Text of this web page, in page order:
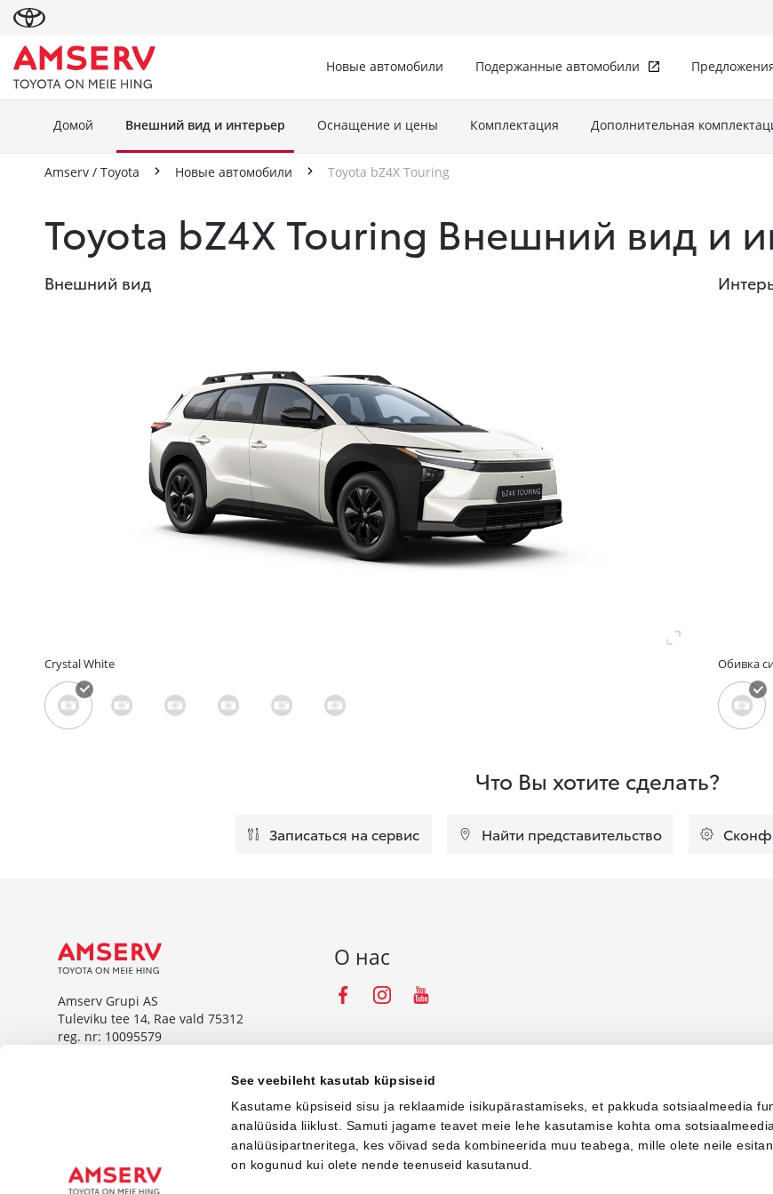
See veebileht kasutab küpsiseid
Kasutame küpsiseid sisu ja reklaamide isikupärastamiseks, et pakkuda sotsiaalmeedia
analüüsida liiklust. Samuti jagame teavet meie lehe kasutamise kohta oma
analüüsipartneritega, kes võivad seda kombineerida muu teabega, mille olete neile
on kogunud kui olete nende teenuseid kasutanud.
Новые автомобили Подержанные автомобили
Домой Внешний вид и интерьер Оснащение и цены Комплектация Дополнительная
Amserv / Toyota Новые автомобили Toyota bZ4X Touring
Toyota bZ4X Touring Внешний вид и
Внешний вид
Crystal White Обивка
Что Вы хотите сделать?
Записаться на сервис Найти представительство
Amserv Grupi AS
Tuleviku tee 14, Rae vald 75312
reg. nr: 10095579
Tuleviku tee 14, Rae vald 75312
www.amservauto.ee
О нас
Facebooki ikoon
Instagrammi ikoon